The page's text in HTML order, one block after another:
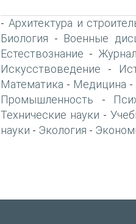
- Архитектура и
Биология - Военные
Естествознание -
Искусствоведение -
Математика - Медицина -
Промышленность -
Технические науки -
науки - Экология -